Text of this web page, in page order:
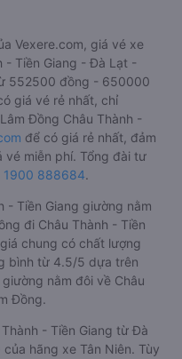
Vexere.com, giá vé xe
- Tiền Giang - Đà Lạt -
552500 đồng - 650000
giá vé rẻ nhất, chỉ
Đồng Châu Thành -
để có giá rẻ nhất, đảm
vé miễn phí. Tổng đài tư
1900 888684.
- Tiền Giang giường nằm
đi Châu Thành - Tiền
chung có chất lượng
bình từ 4.5/5 dựa trên
nằm đôi về Châu
Đồng.
- Tiền Giang từ Đà
hãng xe Tân Niên. Tùy